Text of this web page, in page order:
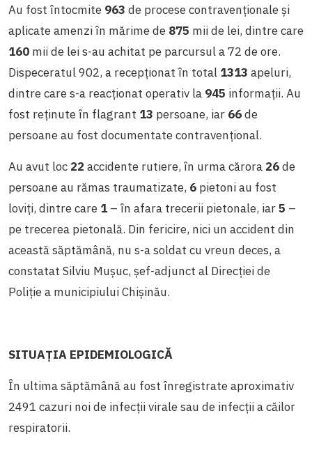
Au fost întocmite 963 de procese contravenționale și
aplicate amenzi în mărime de 875 mii de lei, dintre care
160 mii de lei s-au achitat pe parcursul a 72 de ore.
Dispeceratul 902, a recepționat în total 1313 apeluri,
dintre care s-a reacționat operativ la 945 informații. Au
fost reținute în flagrant 13 persoane, iar 66de
persoane au fost documentate contravențional.
Au avut loc 22 accidente rutiere, în urma cărora 26de
persoane au rămas traumatizate, 6 pietoni au fost
loviți, dintre care 1 – în afara trecerii pietonale, iar5 –
pe trecerea pietonală. Din fericire, nici un accident din
această săptămână, nu s-a soldat cu vreun deces, a
constatat Silviu Muşuc, şef-adjunct al Direcţiei de
Poliţie a municipiului Chișinău.
SITUAŢIA EPIDEMIOLOGICĂ
În ultima săptămână au fost înregistrate aproximativ
2491 cazuri noi de infecții virale sau de infecții a căilor
respiratorii.